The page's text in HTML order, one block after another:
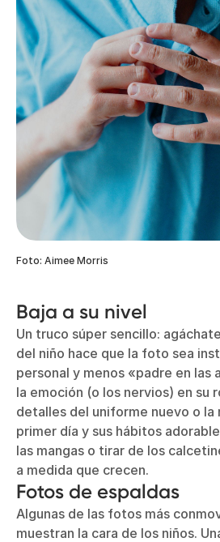
Foto: Aimee Morris
Baja a su nivel
Un truco súper sencillo:
del niño hace que la foto sea
personal y menos «padre en las
la emoción (o los nervios) en su
detalles del uniforme nuevo o la
primer día y sus hábitos
las mangas o tirar de los
a medida que crecen.
Fotos de espaldas
Algunas de las fotos más
muestran la cara de los niños.